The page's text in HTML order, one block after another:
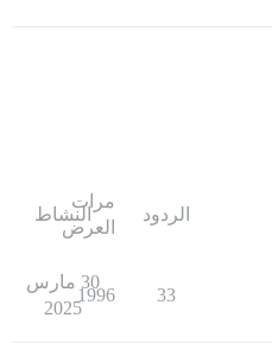
الردود
مرات
العرض
النشاط
33
1996
30 مارس
2025